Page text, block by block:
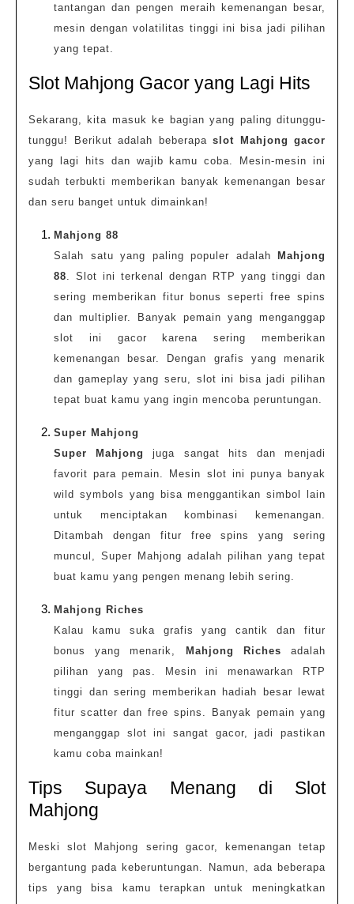
tantangan dan pengen meraih kemenangan besar,
mesin dengan volatilitas tinggi ini bisa jadi pilihan
yang tepat.
Slot Mahjong Gacor yang Lagi Hits
Sekarang, kita masuk ke bagian yang paling ditunggu-
tunggu! Berikut adalah beberapa slot Mahjong gacor
yang lagi hits dan wajib kamu coba. Mesin-mesin ini
sudah terbukti memberikan banyak kemenangan besar
dan seru banget untuk dimainkan!
Mahjong 88
Salah satu yang paling populer adalah
Mahjong
88 . Slot ini terkenal dengan RTP yang tinggi dan
sering memberikan fitur bonus seperti free spins
dan multiplier. Banyak pemain yang menganggap
slot ini gacor karena sering memberikan
kemenangan besar. Dengan grafis yang menarik
dan gameplay yang seru, slot ini bisa jadi pilihan
tepat buat kamu yang ingin mencoba peruntungan.
Super Mahjong
Super Mahjong
juga sangat hits dan menjadi
favorit para pemain. Mesin slot ini punya banyak
wild symbols yang bisa menggantikan simbol lain
untuk menciptakan kombinasi kemenangan.
Ditambah dengan fitur free spins yang sering
muncul, Super Mahjong adalah pilihan yang tepat
buat kamu yang pengen menang lebih sering.
Mahjong Riches
Kalau kamu suka grafis yang cantik dan fitur
bonus yang menarik,
Mahjong Riches adalah
pilihan yang pas. Mesin ini menawarkan RTP
tinggi dan sering memberikan hadiah besar lewat
fitur scatter dan free spins. Banyak pemain yang
menganggap slot ini sangat gacor, jadi pastikan
kamu coba mainkan!
Tips Supaya Menang di Slot
Mahjong
Meski slot Mahjong sering gacor, kemenangan tetap
bergantung pada keberuntungan. Namun, ada beberapa
tips yang bisa kamu terapkan untuk meningkatkan